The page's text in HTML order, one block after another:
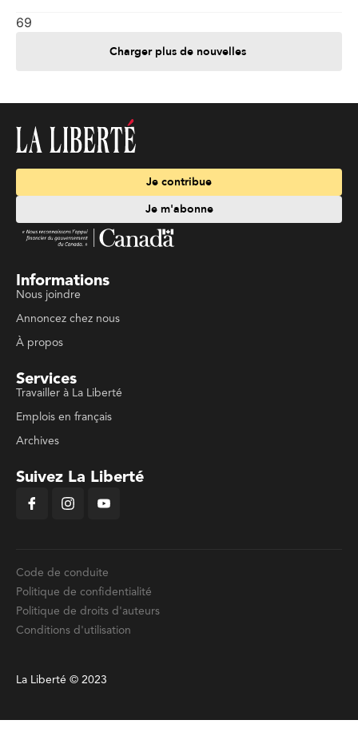
69
Charger plus de nouvelles
Je contribue
Je m'abonne
Informations
Nous joindre
Annoncez chez nous
À propos
Services
Travailler à La Liberté
Emplois en français
Archives
Suivez La Liberté
Code de conduite
Politique de confidentialité
Politique de droits d'auteurs
Conditions d'utilisation
La Liberté © 2023